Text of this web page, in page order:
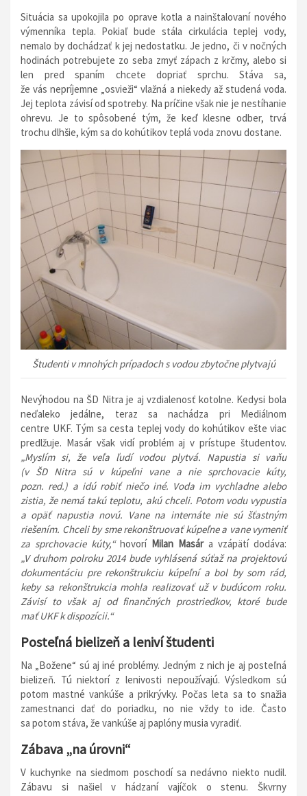
Situácia sa upokojila po oprave kotla a nainštalovaní nového
výmenníka tepla. Pokiaľ bude stála cirkulácia teplej vody,
nemalo by dochádzať k jej nedostatku. Je jedno, či v nočných
hodinách potrebujete zo seba zmyť zápach z krčmy, alebo si
len pred spaním chcete dopriať sprchu. Stáva sa,
že vás nepríjemne „osvieži“ vlažná a niekedy až studená voda.
Jej teplota závisí od spotreby. Na príčine však nie je nestíhanie
ohrevu. Je to spôsobené tým, že keď klesne odber, trvá
trochu dlhšie, kým sa do kohútikov teplá voda znovu dostane.
Študenti v mnohých prípadoch s vodou zbytočne plytvajú
Nevýhodou na ŠD Nitra je aj vzdialenosť kotolne. Kedysi bola
neďaleko jedálne, teraz sa nachádza pri Mediálnom
centre UKF. Tým sa cesta teplej vody do kohútikov ešte viac
predlžuje. Masár však vidí problém aj v prístupe študentov.
„Myslím si, že veľa ľudí vodou plytvá. Napustia si vaňu
(v ŠD Nitra sú v kúpeľni vane a nie sprchovacie kúty,
pozn. red.) a idú robiť niečo iné. Voda im vychladne alebo
zistia, že nemá takú teplotu, akú chceli. Potom vodu vypustia
a opäť napustia novú. Vane na internáte nie sú šťastným
riešením. Chceli by sme rekonštruovať kúpeľne a vane vymeniť
za sprchovacie kúty,“hovorí Milan Masára vzápätí dodáva:
„V druhom polroku 2014 bude vyhlásená súťaž na projektovú
dokumentáciu pre rekonštrukciu kúpeľní a bol by som rád,
keby sa rekonštrukcia mohla realizovať už v budúcom roku.
Závisí to však aj od finančných prostriedkov, ktoré bude
mať UKF k dispozícii.“
Posteľná bielizeň a leniví študenti
Na „Božene“ sú aj iné problémy. Jedným z nich je aj posteľná
bielizeň. Tú niektorí z lenivosti nepoužívajú. Výsledkom sú
potom mastné vankúše a prikrývky. Počas leta sa to snažia
zamestnanci dať do poriadku, no nie vždy to ide. Často
sa potom stáva, že vankúše aj paplóny musia vyradiť.
Zábava „na úrovni“
V kuchynke na siedmom poschodí sa nedávno niekto nudil.
Zábavu si našiel v hádzaní vajíčok o stenu. Škvrny